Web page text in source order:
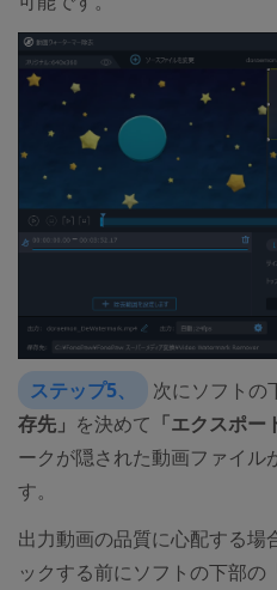
ステップ5、 次にソフトの
存先」 を決めて 「エクスポー
ークが隠された動画ファイル
す。
出力動画の品質に心配する場
ックする前にソフトの下部の